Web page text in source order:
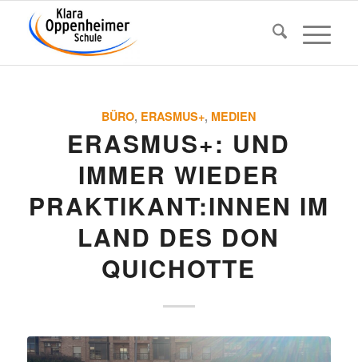
BÜRO, ERASMUS+, MEDIEN
ERASMUS+: UND
IMMER WIEDER
PRAKTIKANT:INNEN IM
LAND DES DON
QUICHOTTE